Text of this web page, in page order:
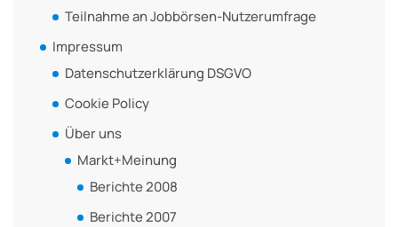
Teilnahme an Jobbörsen-Nutzerumfrage
Impressum
Datenschutzerklärung DSGVO
Cookie Policy
Über uns
Markt+Meinung
Berichte 2008
Berichte 2007